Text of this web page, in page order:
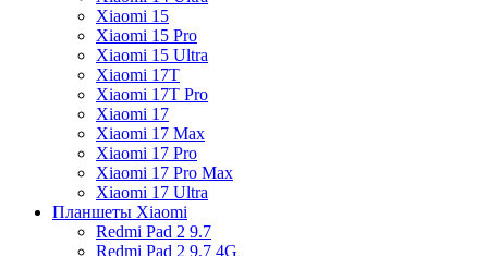
Xiaomi 15
Xiaomi 15 Pro
Xiaomi 15 Ultra
Xiaomi 17T
Xiaomi 17T Pro
Xiaomi 17
Xiaomi 17 Max
Xiaomi 17 Pro
Xiaomi 17 Pro Max
Xiaomi 17 Ultra
Планшеты Xiaomi
Redmi Pad 2 9.7
Redmi Pad 2 9.7 4G